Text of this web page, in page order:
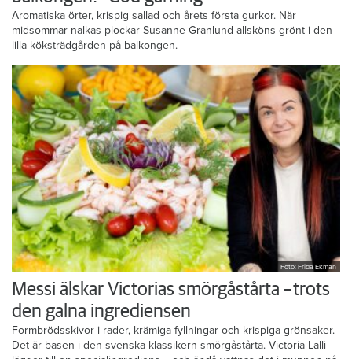
Aromatiska örter, krispig sallad och årets första gurkor. När
midsommar nalkas plockar Susanne Granlund allsköns grönt i den
lilla köksträdgården på balkongen.
Foto: Frida Ekman
Messi älskar Victorias smörgåstårta – trots
den galna ingrediensen
Formbrödsskivor i rader, krämiga fyllningar och krispiga grönsaker.
Det är basen i den svenska klassikern smörgåstårta. Victoria Lalli